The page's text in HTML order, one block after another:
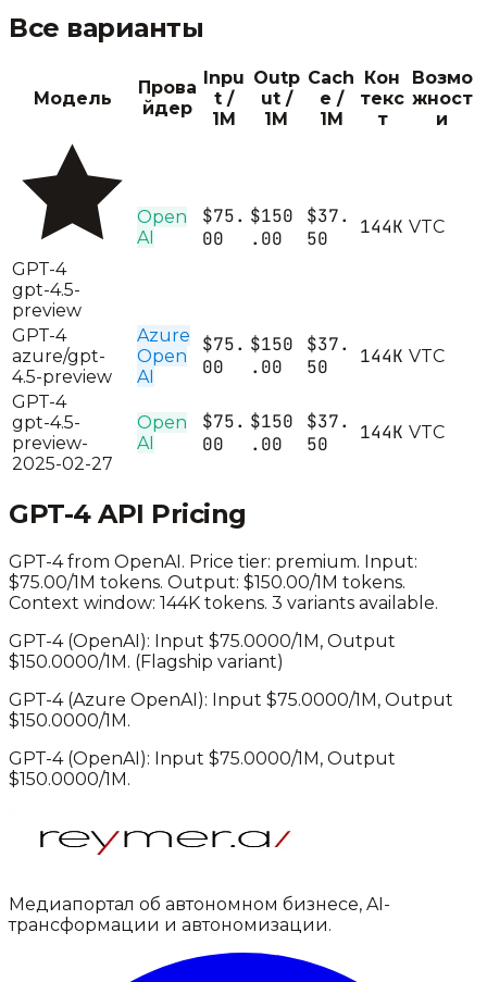
Все варианты
Модель
Прова
йдер
Inpu
t /
1M
Outp
ut /
1M
Cach
e /
1M
Кон
текс
т
Возмо
жност
и
GPT-4
gpt-4.5-
preview
Open
AI
$75.
00
$150
.00
$37.
50
144K VTC
GPT-4
azure/gpt-
4.5-preview
Azure
Open
AI
$75.
00
$150
.00
$37.
50
144K VTC
GPT-4
gpt-4.5-
preview-
2025-02-27
Open
AI
$75.
00
$150
.00
$37.
50
144K VTC
GPT-4API Pricing
GPT-4from OpenAI . Price tier: premium. Input:
$75.00/1M tokens. Output: $150.00/1M tokens.
Context window: 144K tokens. 3 variants available.
GPT-4(OpenAI ): Input $75.0000/1M, Output
$150.0000/1M. (Flagship variant)
GPT-4(Azure OpenAI ): Input $75.0000/1M, Output
$150.0000/1M.
GPT-4(OpenAI ): Input $75.0000/1M, Output
$150.0000/1M.
Медиапортал об автономном бизнесе, AI-
трансформации и автономизации.